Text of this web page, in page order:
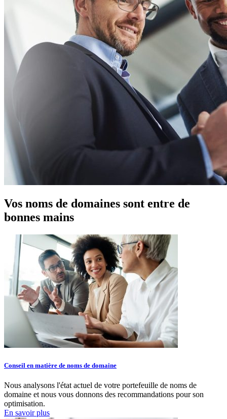
Vos noms de domaines sont entre de
bonnes mains
Conseil en matière de noms de domaine
Nous analysons l'état actuel de votre portefeuille de noms de
domaine et nous vous donnons des recommandations pour son
optimisation.
En savoir plus